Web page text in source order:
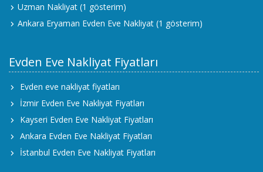
Uzman Nakliyat (1 gösterim)
Ankara Eryaman Evden Eve Nakliyat (1 gösterim)
Evden Eve Nakliyat Fiyatları
Evden eve nakliyat fiyatları
İzmir Evden Eve Nakliyat Fiyatları
Kayseri Evden Eve Nakliyat Fiyatları
Ankara Evden Eve Nakliyat Fiyatları
İstanbul Evden Eve Nakliyat Fiyatları